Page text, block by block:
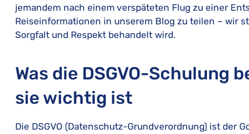
jemandem nach einem verspäteten Flug zu einer
Reiseinformationen in unserem Blog zu teilen – wir
Sorgfalt und Respekt behandelt wird.
Was die DSGVO-Schulung
sie wichtig ist
Die DSGVO (Datenschutz-Grundverordnung) ist der